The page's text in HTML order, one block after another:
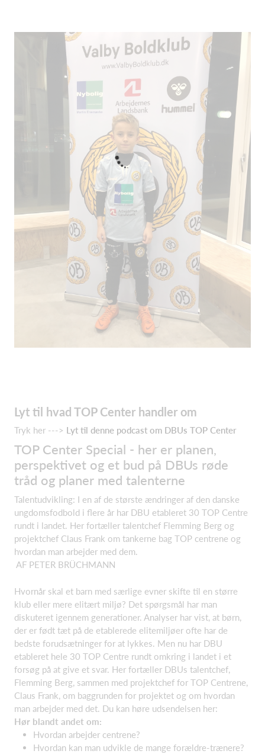
Lyt til hvad TOP Center handler om
Tryk her ---> Lyt til denne podcast om DBUs TOP Center
TOP Center Special - her er planen,
perspektivet og et bud på DBUs røde
tråd og planer med talenterne
Talentudvikling: I en af de største ændringer af den danske
ungdomsfodbold i flere år har DBU etableret 30 TOP Centre
rundt i landet. Her fortæller talentchef Flemming Berg og
projektchef Claus Frank om tankerne bag TOP centrene og
hvordan man arbejder med dem.
AF PETER BRÜCHMANN
Hvornår skal et barn med særlige evner skifte til en større
klub eller mere elitært miljø? Det spørgsmål har man
diskuteret igennem generationer. Analyser har vist, at børn,
der er født tæt på de etablerede elitemiljøer ofte har de
bedste forudsætninger for at lykkes. Men nu har DBU
etableret hele 30 TOP Centre rundt omkring i landet i et
forsøg på at give et svar. Her fortæller DBUs talentchef,
Flemming Berg, sammen med projektchef for TOP Centrene,
Claus Frank, om baggrunden for projektet og om hvordan
man arbejder med det. Du kan høre udsendelsen her:
Hør blandt andet om:
Hvordan arbejder centrene?
Hvordan kan man udvikle de mange forældre-trænere?